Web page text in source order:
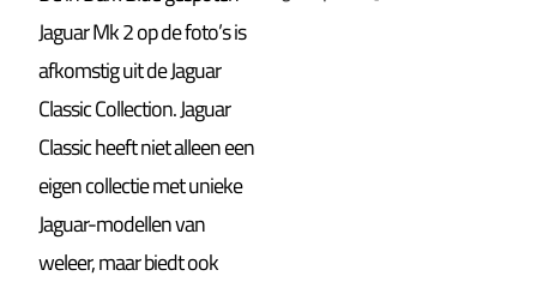
Jaguar Mk 2 op de foto’s is
afkomstig uit de Jaguar
Classic Collection. Jaguar
Classic heeft niet alleen een
eigen collectie met unieke
Jaguar-modellen van
weleer, maar biedt ook